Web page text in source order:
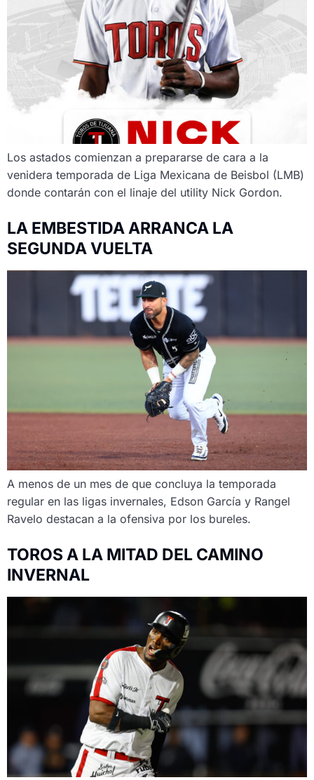
Los astados comienzan a prepararse de cara a la
venidera temporada de Liga Mexicana de Beisbol (LMB)
donde contarán con el linaje del utility Nick Gordon.
LA EMBESTIDA ARRANCA LA
SEGUNDA VUELTA
A menos de un mes de que concluya la temporada
regular en las ligas invernales, Edson García y Rangel
Ravelo destacan a la ofensiva por los bureles.
TOROS A LA MITAD DEL CAMINO
INVERNAL